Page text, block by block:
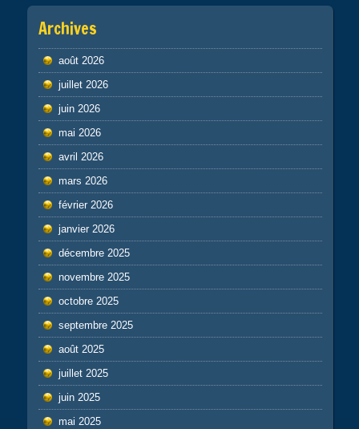
Archives
août 2026
juillet 2026
juin 2026
mai 2026
avril 2026
mars 2026
février 2026
janvier 2026
décembre 2025
novembre 2025
octobre 2025
septembre 2025
août 2025
juillet 2025
juin 2025
mai 2025